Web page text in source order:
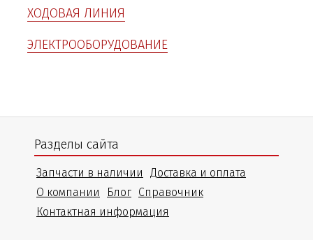
ХОДОВАЯ ЛИНИЯ
ЭЛЕКТРООБОРУДОВАНИЕ
Разделы сайта
Запчасти в наличии
Доставка и оплата
О компании
Блог Справочник
Контактная информация